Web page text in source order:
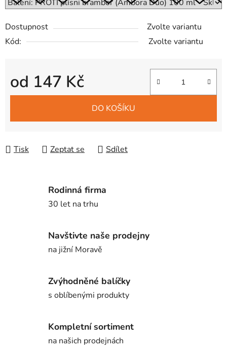
Dostupnost
Zvolte variantu
Kód:
Zvolte variantu
od 147 Kč
Měrná cena:
DO KOŠÍKU
Tisk Zeptat se Sdílet
Rodinná firma
30 let na trhu
Navštivte naše prodejny
na jižní Moravě
Zvýhodněné balíčky
s oblíbenými produkty
Kompletní sortiment
na našich prodejnách